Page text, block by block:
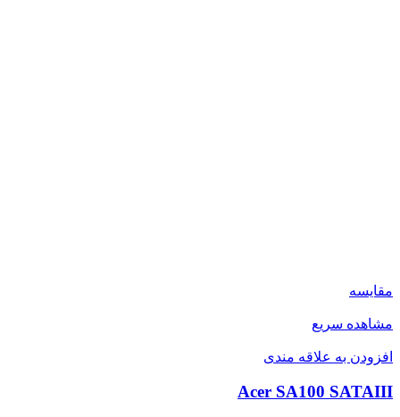
مقایسه
مشاهده سریع
افزودن به علاقه مندی
Acer SA100 SATAIII